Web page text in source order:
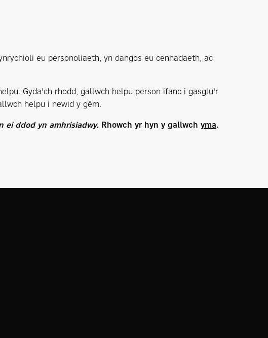
eu personoliaeth, yn dangos eu cenhadaeth, ac
Gyda'ch rhodd, gallwch helpu person ifanc i gasglu'r
helpu i newid y gêm.
ei ddod yn amhrisiadwy. Rhowch yr hyn y gallwch yma.